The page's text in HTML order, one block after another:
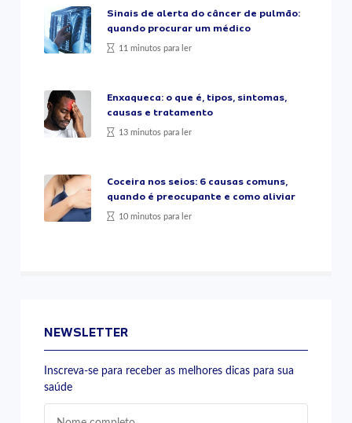
Sinais de alerta do câncer de pulmão:
quando procurar um médico
11 minutos para ler
Enxaqueca: o que é, tipos, sintomas,
causas e tratamento
13 minutos para ler
Coceira nos seios: 6 causas comuns,
quando é preocupante e como aliviar
10 minutos para ler
NEWSLETTER
Inscreva-se para receber as melhores dicas para sua
saúde